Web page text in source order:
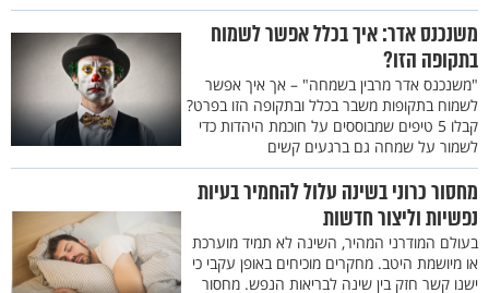
משנכנס אדר: איך בכלל אפשר לשמוח
בתקופה הזו?
"משנכנס אדר מרבין בשמחה" – אך איך אפשר
לשמוח בתקופות משבר בכלל ובתקופה הזו בפרט?
קבלו 5 טיפים שמבוססים על חוכמת היהדות כדי
לשמור על שמחה גם ברגעים קשים
מחסור כרוני בשינה עלול להחמיר בעיות
נפשיות וליצור חדשות
בעולם המודרני המהיר, השינה לא תמיד מוערכת
או מיושמת היטב. מחקרים מוכיחים באופן עקבי כי
ישנו קשר חזק בין שינה לבריאות הנפש. מחסור